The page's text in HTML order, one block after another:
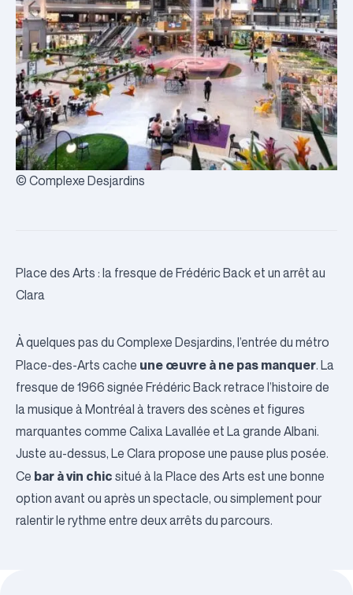
© Complexe Desjardins
Place des Arts : la fresque de Frédéric Back et un arrêt au
Clara
À quelques pas du Complexe Desjardins, l’entrée du métro
Place-des-Arts cache une œuvre à ne pas manquer. La
fresque de 1966 signée Frédéric Back retrace l’histoire de
la musique à Montréal à travers des scènes et figures
marquantes comme Calixa Lavallée et La grande Albani.
Juste au-dessus, Le Clarapropose une pause plus posée.
Ce bar à vin chic situé à la Place des Arts est une bonne
option avant ou après un spectacle, ou simplement pour
ralentir le rythme entre deux arrêts du parcours.